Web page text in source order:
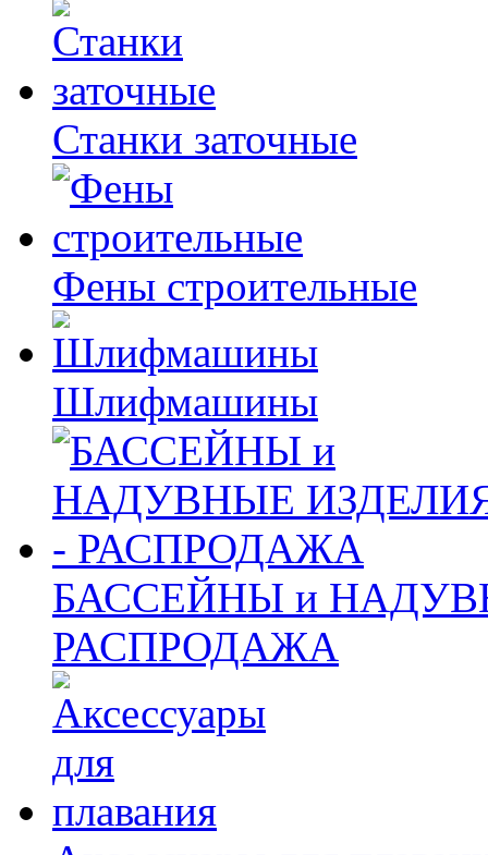
Станки заточные
Фены строительные
Шлифмашины
БАССЕЙНЫ и
РАСПРОДАЖА